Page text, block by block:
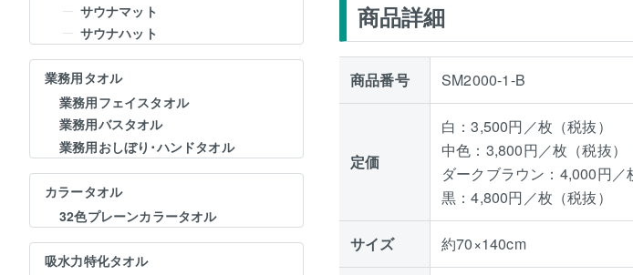
サウナマット
サウナハット
業務用タオル
業務用フェイスタオル
業務用バスタオル
業務用おしぼり･ハンドタオル
カラータオル
32色プレーンカラータオル
吸水力特化タオル
商品詳細
商品番号 SM2000-1-B
定価
白：3,500円／枚（税抜）
中色：3,800円／枚（税抜）
ダークブラウン：4,000円／
黒：4,800円／枚（税抜）
サイズ 約70×140cm